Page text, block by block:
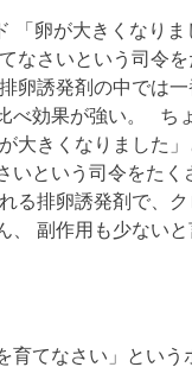
「卵が大きくなり
なさいという司令
卵誘発剤の中では一
べ効果が強い。 ち
大きくなりました
いという司令をたく
る排卵誘発剤で、
、 副作用も少ない
育てなさい」という